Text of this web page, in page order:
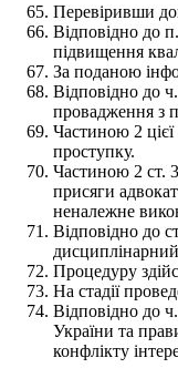
Перевіривши
Відповідно до
підвищення
За поданою
Відповідно до
провадження з
Частиною 2 цієї
проступку.
Частиною 2 ст.
присяги
неналежне
Відповідно до
Процедуру
На стадії
Відповідно до
України та
конфлікту